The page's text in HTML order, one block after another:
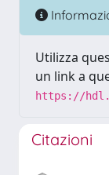
Utilizza
un link a
https://
Citazioni